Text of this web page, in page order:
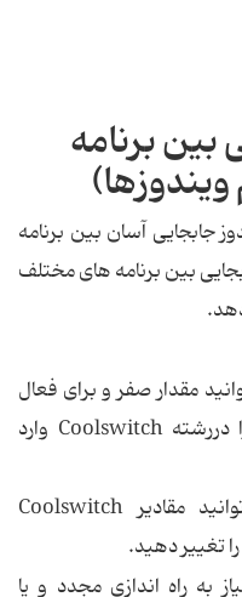
بین برنامه
جابجایی آسان بین برنامه
بین برنامه های مختلف
مقدار صفر و برای فعال
کردن آن نیزمی توانید مقدار یک را دررشته Coolswitch وارد
برای تغییر اندازه جابجایی می توانید مقادیر Coolswitch
به راه اندازی مجدد و یا